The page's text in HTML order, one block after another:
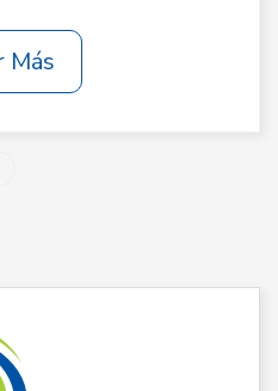
Más